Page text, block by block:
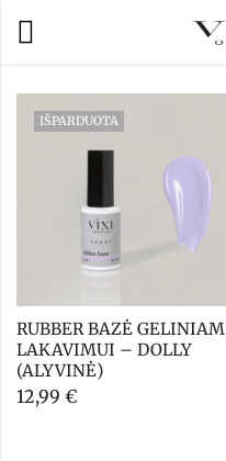
IŠPARDUOTA
RUBBER BAZĖ GELINIAM
LAKAVIMUI – DOLLY
(ALYVINĖ)
12,99 €